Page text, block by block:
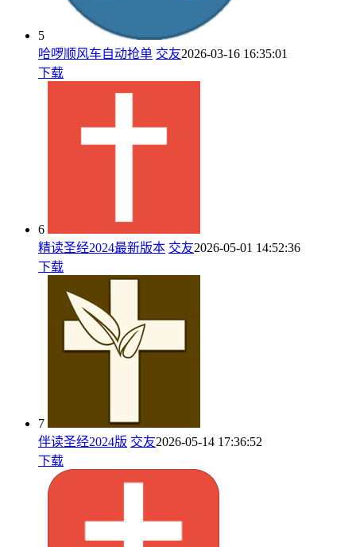
5
哈啰顺风车自动抢单 交友2026-03-16 16:35:01
下载
6
精读圣经2024最新版本 交友2026-05-01 14:52:36
下载
7
伴读圣经2024版 交友2026-05-14 17:36:52
下载